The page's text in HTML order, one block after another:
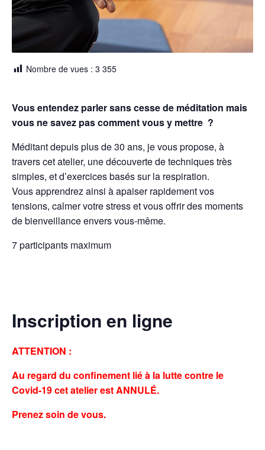
Nombre de vues : 3 355
Vous entendez parler sans cesse de méditation mais
vous ne savez pas comment vous y mettre ?
Méditant depuis plus de 30 ans, je vous propose, à
travers cet atelier, une découverte de techniques très
simples, et d’exercices basés sur la respiration.
Vous apprendrez ainsi à apaiser rapidement vos
tensions, calmer votre stress et vous offrir des moments
de bienveillance envers vous-même.
7 participants maximum
Inscription en ligne
ATTENTION :
Au regard du confinement lié à la lutte contre le
Covid-19 cet atelier est ANNULÉ.
Prenez soin de vous.